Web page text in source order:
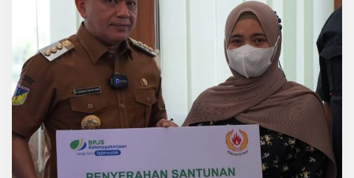
Ajang
Porprov
IX